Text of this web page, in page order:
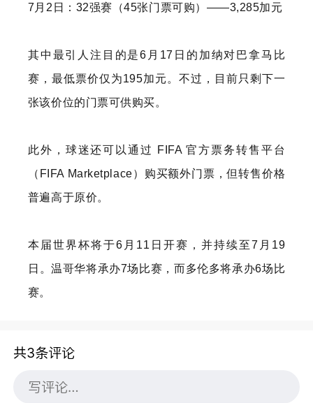
7月2日：32强赛（45张门票可购）——3,285加元
其中最引人注目的是6月17日的加纳对巴拿马比
赛，最低票价仅为195加元。不过，目前只剩下一
张该价位的门票可供购买。
此外，球迷还可以通过 FIFA 官方票务转售平台
（FIFA Marketplace）购买额外门票，但转售价格
普遍高于原价。
本届世界杯将于6月11日开赛，并持续至7月19
日。温哥华将承办7场比赛，而多伦多将承办6场比
赛。
共3条评论